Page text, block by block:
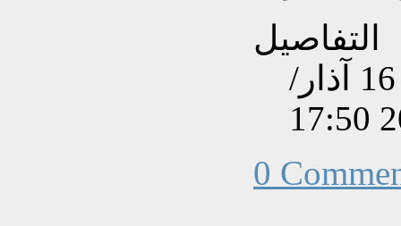
التفاصيل
تم إنشاءه بتاريخ الإثنين, 16 آذار/
0